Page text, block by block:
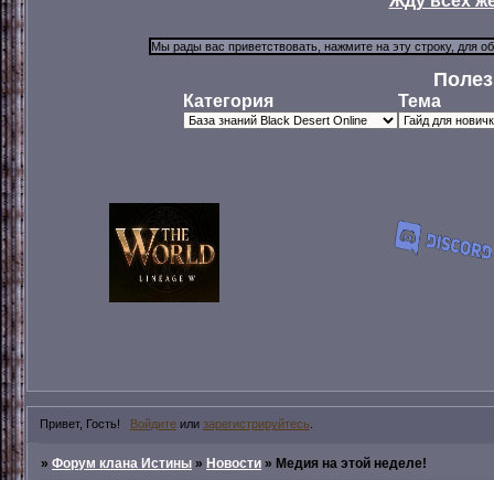
Категория Тема
Привет, Гость! Войдитеили зарегистрируйтесь
»Форум клана Истины »Новости »Медия на этой неделе!